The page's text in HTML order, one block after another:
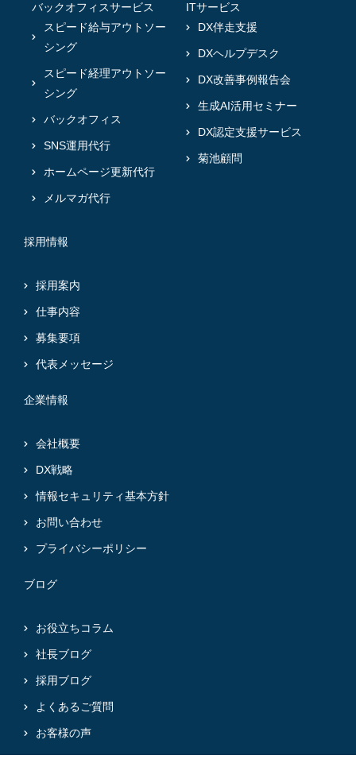
バックオフィスサービス
スピード給与アウトソー
シング
スピード経理アウトソー
シング
バックオフィス
SNS運用代行
ホームページ更新代行
メルマガ代行
ITサービス
DX伴走支援
DXヘルプデスク
DX改善事例報告会
生成AI活用セミナー
DX認定支援サービス
菊池顧問
採用情報
採用案内
仕事内容
募集要項
代表メッセージ
企業情報
会社概要
DX戦略
情報セキュリティ基本方針
お問い合わせ
プライバシーポリシー
ブログ
お役立ちコラム
社長ブログ
採用ブログ
よくあるご質問
お客様の声